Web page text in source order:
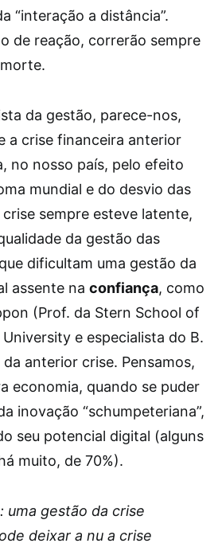
“interação a distância”.
de reação, correrão sempre
da gestão, parece-nos,
a crise financeira anterior
no nosso país, pelo efeito
mundial e do desvio das
sempre esteve latente,
da gestão das
dificultam uma gestão da
assente na confiança, como
(Prof. da Stern School of
e especialista do B.
anterior crise. Pensamos,
economia, quando se puder
inovação “schumpeteriana”,
seu potencial digital (alguns
muito, de 70%).
uma gestão da crise
deixar a nu a crise